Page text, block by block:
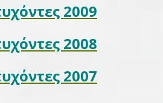
2009
2008
2007